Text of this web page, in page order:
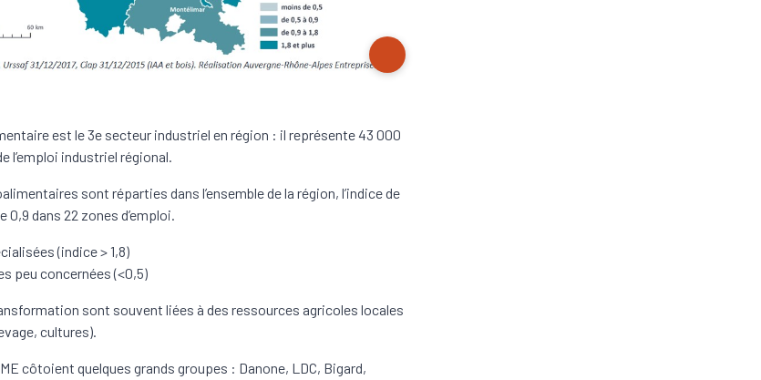
est le 3e secteur industriel en région : il représente 43 000
l’emploi industriel régional.
sont réparties dans l’ensemble de la région, l’indice de
dans 22 zones d’emploi.
(indice > 1,8)
peu concernées (<0,5)
sont souvent liées à des ressources agricoles locales
cultures).
côtoient quelques grands groupes : Danone, LDC, Bigard,